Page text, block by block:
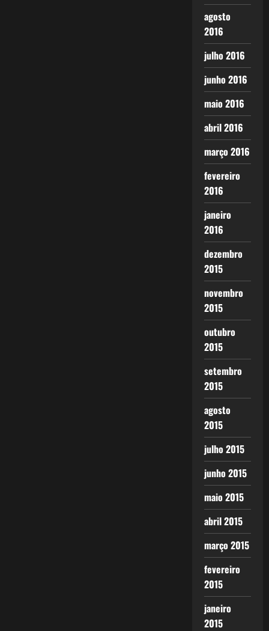
agosto
2016
julho 2016
junho 2016
maio 2016
abril 2016
março 2016
fevereiro
2016
janeiro
2016
dezembro
2015
novembro
2015
outubro
2015
setembro
2015
agosto
2015
julho 2015
junho 2015
maio 2015
abril 2015
março 2015
fevereiro
2015
janeiro
2015